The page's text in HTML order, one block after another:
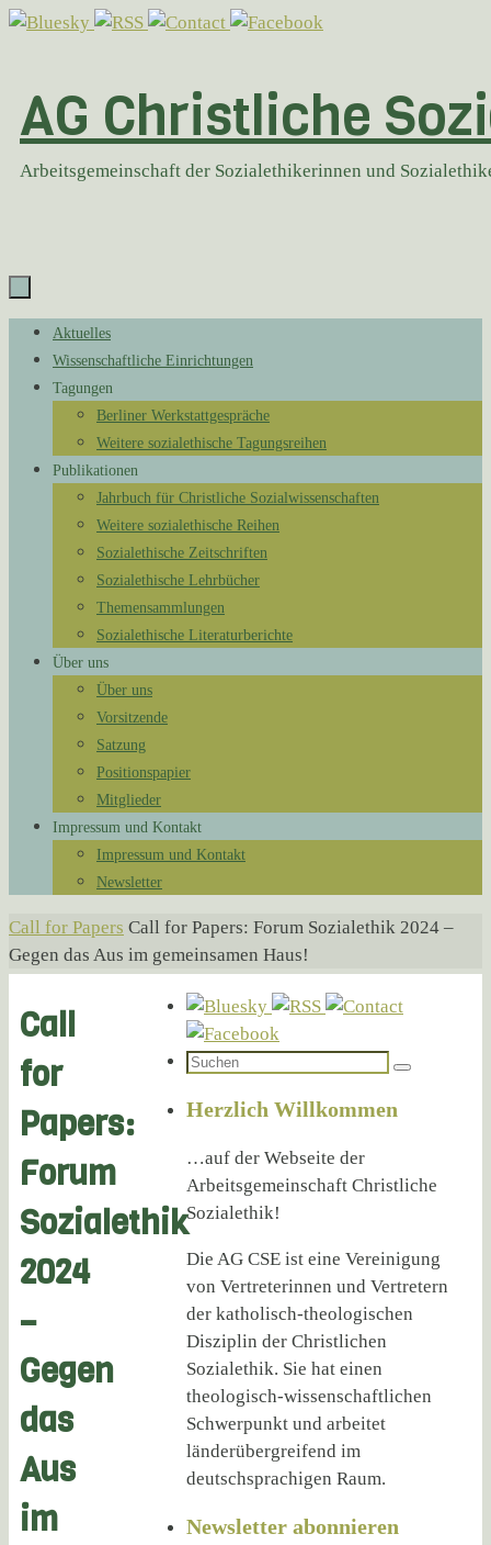
Zum
AG Christliche
Arbeitsgemeinschaft der Sozialethikerinnen und
Zum
Inhalt
springen
Aktuelles
Wissenschaftliche Einrichtungen
Tagungen
Berliner Werkstattgespräche
Weitere sozialethische Tagungsreihen
Publikationen
Jahrbuch für Christliche Sozialwissenschaften
Weitere sozialethische Reihen
Sozialethische Zeitschriften
Sozialethische Lehrbücher
Themensammlungen
Sozialethische Literaturberichte
Über uns
Über uns
Vorsitzende
Satzung
Positionspapier
Mitglieder
Impressum und Kontakt
Impressum und Kontakt
Newsletter
Start
Call for Papers Call for Papers: Forum Sozialethik 2024 –
Gegen das Aus im gemeinsamen Haus!
Call
for
Papers:
Forum
Sozialethik
2024
–
Gegen
das
Aus
im
Suchen
Suchen
Herzlich Willkommen
…auf der Webseite der
Arbeitsgemeinschaft Christliche
Sozialethik!
Die AG CSE ist eine Vereinigung
von Vertreterinnen und Vertretern
der katholisch-theologischen
Disziplin der Christlichen
Sozialethik. Sie hat einen
theologisch-wissenschaftlichen
Schwerpunkt und arbeitet
länderübergreifend im
deutschsprachigen Raum.
Newsletter abonnieren